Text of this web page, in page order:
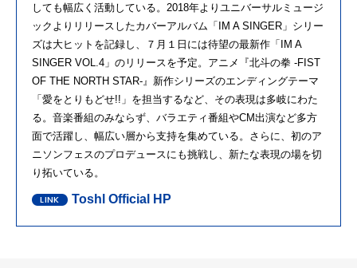
しても幅広く活動している。2018年よりユニバーサルミュージ
ックよりリリースしたカバーアルバム「IM A SINGER」シリー
ズは大ヒットを記録し、７月１日には待望の最新作「IM A
SINGER VOL.4」のリリースを予定。アニメ『北斗の拳 -FIST
OF THE NORTH STAR-』新作シリーズのエンディングテーマ
「愛をとりもどせ!!」を担当するなど、その表現は多岐にわた
る。音楽番組のみならず、バラエティ番組やCM出演など多方
面で活躍し、幅広い層から支持を集めている。さらに、初のア
ニソンフェスのプロデュースにも挑戦し、新たな表現の場を切
り拓いている。
Toshl Official HP